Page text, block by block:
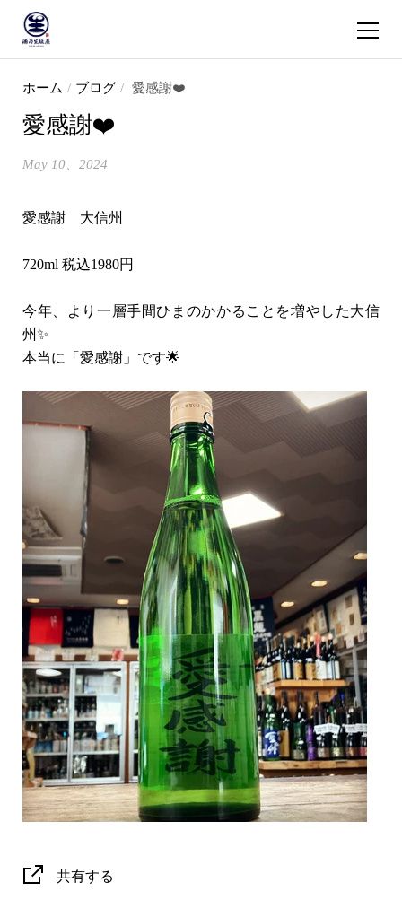
ショッピ
ホーム / ブログ / 愛感謝❤️
愛感謝❤️
May 10、2024
愛感謝 大信州
720ml 税込1980円
今年、より一層手間ひまのかかることを増やした大信
州✨
本当に「愛感謝」です🌟
共有する